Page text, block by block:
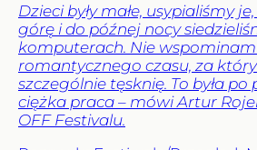
Dzieci były małe, usypialiśmy
górę i do późnej nocy
komputerach. Nie
romantycznego czasu, za
szczególnie tęsknię. To była
ciężka praca – mówi Artur
OFF Festivalu.